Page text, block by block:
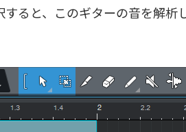
ると、このギターの音を解析